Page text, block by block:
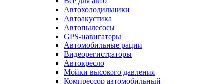
Автохолодильники
Автоакустика
Автопылесосы
GPS-навигаторы
Автомобильные рации
Видеорегистраторы
Автокресло
Мойки высокого давления
Компрессор автомобильный